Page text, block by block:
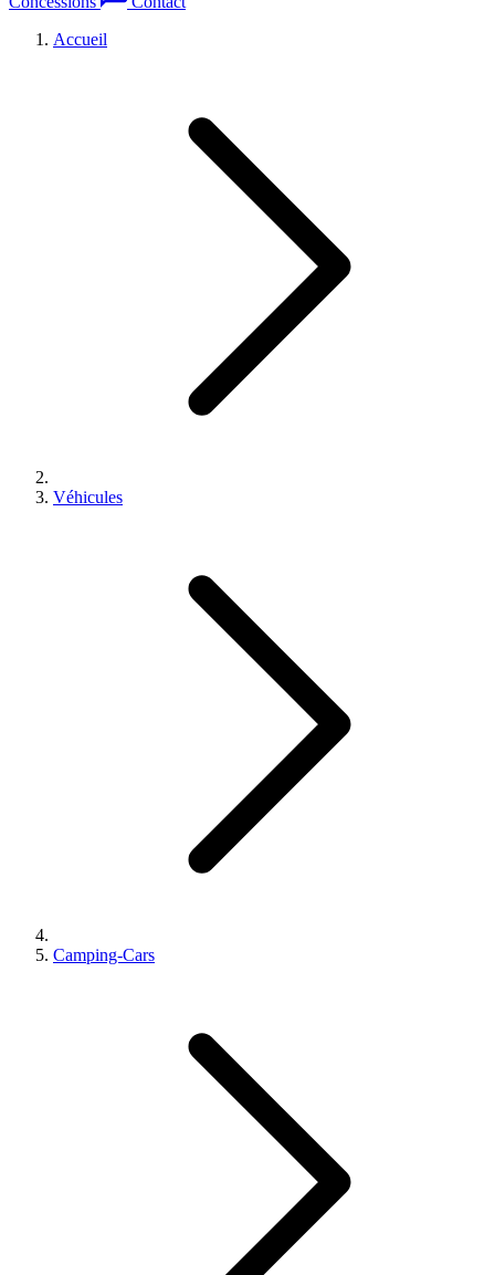
Accueil
Véhicules
Camping-Cars